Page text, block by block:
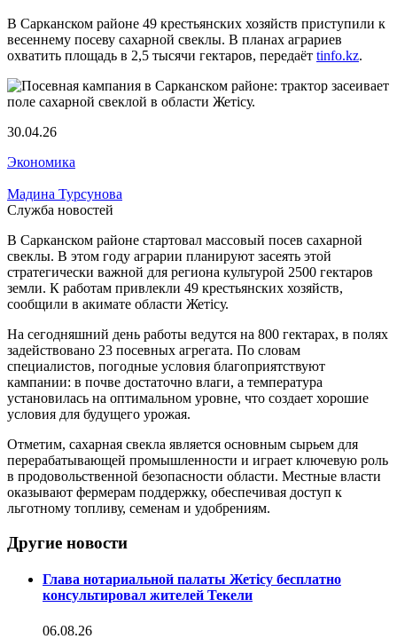
В Сарканском районе 49 крестьянских хозяйств приступили к
весеннему посеву сахарной свеклы. В планах аграриев
охватить площадь в 2,5 тысячи гектаров, передаёт tinfo.kz.
30.04.26
Экономика
Мадина Турсунова
Служба новостей
В Сарканском районе стартовал массовый посев сахарной
свеклы. В этом году аграрии планируют засеять этой
стратегически важной для региона культурой 2500 гектаров
земли. К работам привлекли 49 крестьянских хозяйств,
сообщили в акимате области Жетісу.
На сегодняшний день работы ведутся на 800 гектарах, в полях
задействовано 23 посевных агрегата. По словам
специалистов, погодные условия благоприятствуют
кампании: в почве достаточно влаги, а температура
установилась на оптимальном уровне, что создает хорошие
условия для будущего урожая.
Отметим, сахарная свекла является основным сырьем для
перерабатывающей промышленности и играет ключевую роль
в продовольственной безопасности области. Местные власти
оказывают фермерам поддержку, обеспечивая доступ к
льготному топливу, семенам и удобрениям.
Другие новости
Глава нотариальной палаты Жетісу бесплатно
консультировал жителей Текели
06.08.26